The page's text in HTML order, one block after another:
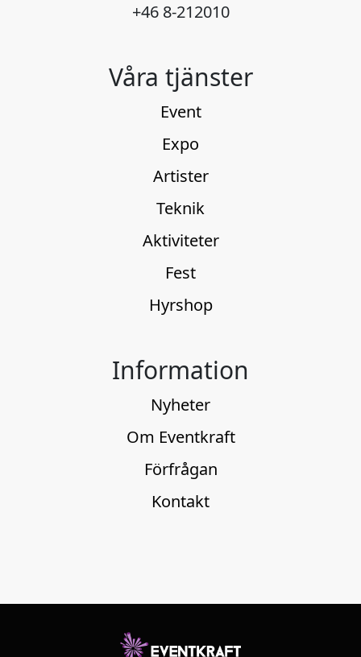
+46 8-212010
Våra tjänster
Event
Expo
Artister
Teknik
Aktiviteter
Fest
Hyrshop
Information
Nyheter
Om Eventkraft
Förfrågan
Kontakt